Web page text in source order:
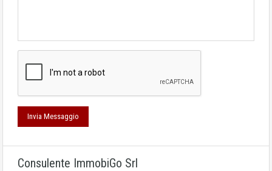
Consulente ImmobiGo Srl